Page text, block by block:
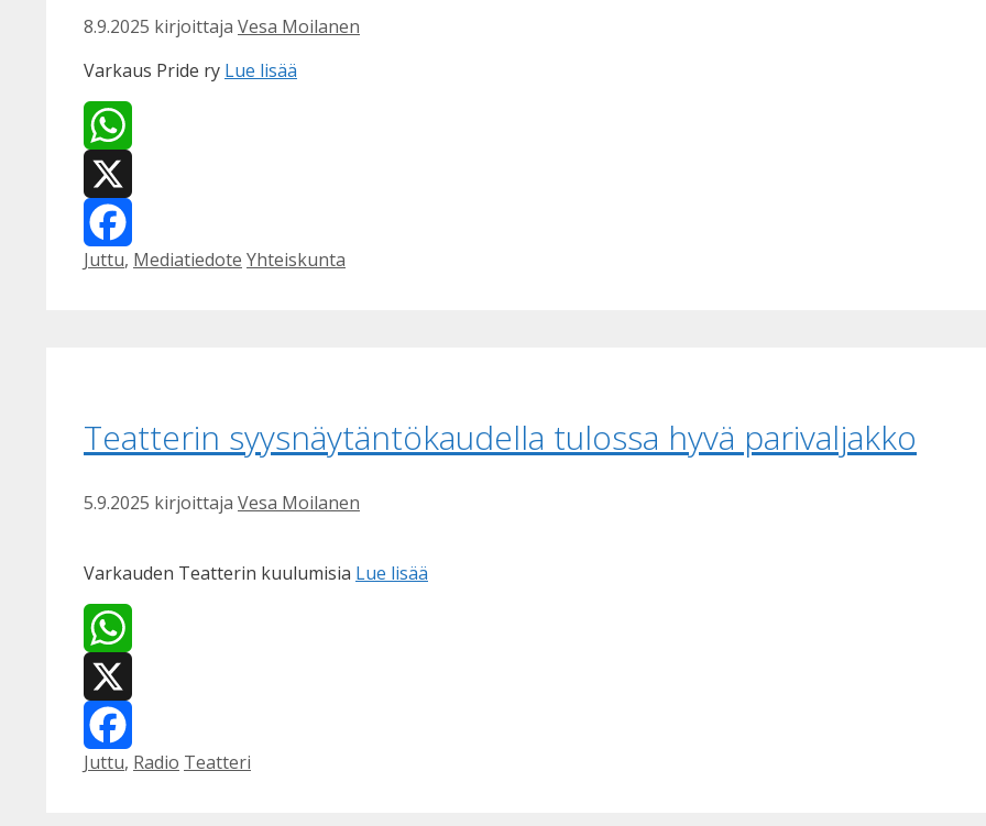
8.9.2025 kirjoittaja Vesa Moilanen
Varkaus Pride ry Lue lisää
WhatsApp
X
Facebook
Kategoriat
Juttu, Mediatiedote Avainsanat
Yhteiskunta
Teatterin syysnäytäntökaudella tulossa hyvä parivaljakko
5.9.2025 kirjoittaja Vesa Moilanen
Varkauden Teatterin kuulumisia Lue lisää
WhatsApp
X
Facebook
Kategoriat
Juttu, Radio Avainsanat
Teatteri